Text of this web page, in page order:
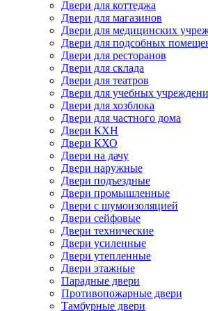
Двери для коттеджа
Двери для магазинов
Двери для медицинских
Двери для подсобных
Двери для ресторанов
Двери для склада
Двери для театров
Двери для учебных
Двери для хозблока
Двери для частного дома
Двери КХН
Двери КХО
Двери на дачу
Двери наружные
Двери подъездные
Двери промышленные
Двери с шумоизоляцией
Двери сейфовые
Двери технические
Двери усиленные
Двери утепленные
Двери этажные
Парадные двери
Противопожарные двери
Тамбурные двери